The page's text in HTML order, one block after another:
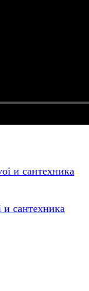
сантехника